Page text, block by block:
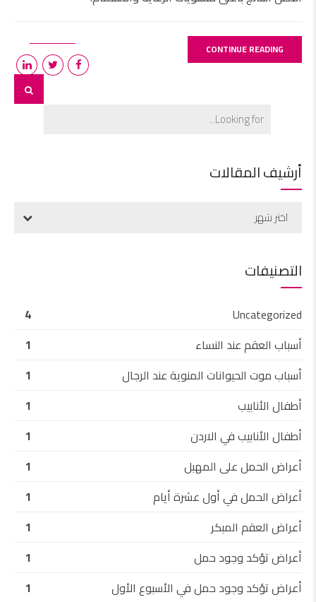
CONTINUE READING
أرشيف المقالات
اختر شهر
التصنيفات
Uncategorized
4
أسباب العقم عند النساء
1
أسباب موت الحيوانات المنوية عند الرجال
1
أطفال الأنابيب
1
أطفال الأنابيب في الاردن
1
أعراض الحمل على المهبل
1
أعراض الحمل في أول عشرة أيام
1
أعراض العقم المبكر
1
أعراض تؤكد وجود حمل
1
أعراض تؤكد وجود حمل في الأسبوع الأول
1